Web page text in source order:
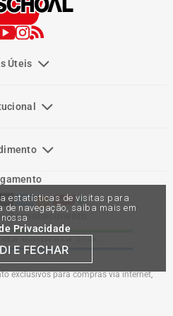
estatísticas de visitas para
de navegação, saiba mais em
nossa
Privacidade
E FECHAR
Úteis
Reconhecimento
exclusivos para compras via internet,